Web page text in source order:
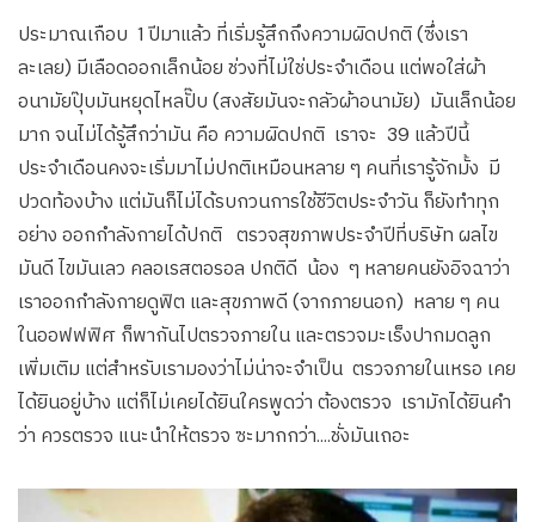
ประมาณเกือบ 1 ปีมาแล้ว ที่เริ่มรู้สึกถึงความผิดปกติ (ซึ่งเรา
ละเลย) มีเลือดออกเล็กน้อย ช่วงที่ไม่ใช่ประจำเดือน แต่พอใส่ผ้า
อนามัยปุ๊บมันหยุดไหลปั๊บ (สงสัยมันจะกลัวผ้าอนามัย) มันเล็กน้อย
มาก จนไม่ได้รู้สึกว่ามัน คือ ความผิดปกติ เราจะ 39 แล้วปีนี้
ประจำเดือนคงจะเริ่มมาไม่ปกติเหมือนหลาย ๆ คนที่เรารู้จักมั้ง มี
ปวดท้องบ้าง แต่มันก็ไม่ได้รบกวนการใช้ชีวิตประจำวัน ก็ยังทำทุก
อย่าง ออกกำลังกายได้ปกติ ตรวจสุขภาพประจำปีที่บริษัท ผลไข
มันดี ไขมันเลว คลอเรสตอรอล ปกติดี น้อง ๆ หลายคนยังอิจฉาว่า
เราออกกำลังกายดูฟิต และสุขภาพดี (จากภายนอก) หลาย ๆ คน
ในออฟฟฟิศ ก็พากันไปตรวจภายใน และตรวจมะเร็งปากมดลูก
เพิ่มเติม แต่สำหรับเรามองว่าไม่น่าจะจำเป็น ตรวจภายในเหรอ เคย
ได้ยินอยู่บ้าง แต่ก็ไม่เคยได้ยินใครพูดว่า ต้องตรวจ เรามักได้ยินคำ
ว่า ควรตรวจ แนะนำให้ตรวจ ซะมากกว่า….ชั่งมันเถอะ